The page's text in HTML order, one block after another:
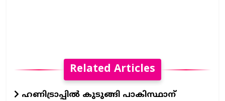
Related Articles
ഹണിട്രാപ്പിൽ കുടുങ്ങി പാകിസ്ഥാന്